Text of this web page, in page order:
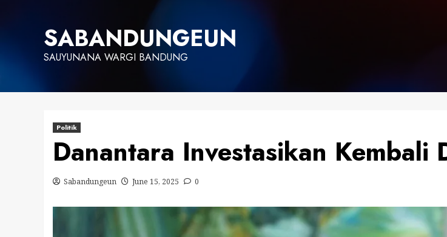
SABANDUNGEUN
SAUYUNANA WARGI BANDUNG
Politik
Danantara Investasikan Kembali
Sabandungeun June 15, 2025 0